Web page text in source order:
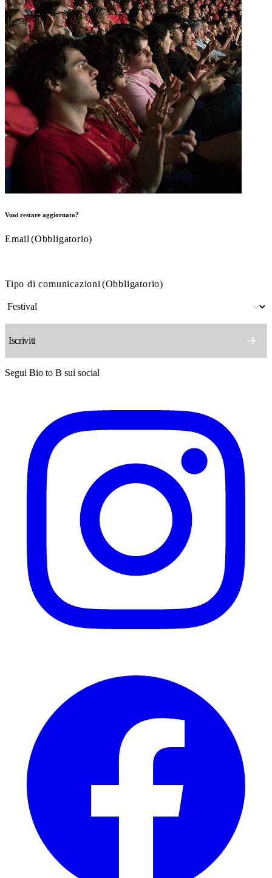
Vuoi restare aggiornato?
Email (Obbligatorio)
Tipo di comunicazioni (Obbligatorio)
Segui Bio to B sui social